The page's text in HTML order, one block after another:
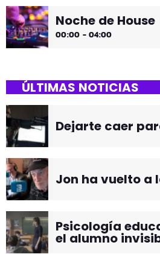
Noche de House
00:00 - 04:00
ÚLTIMAS NOTICIAS
Dejarte caer
Jon ha vuelto a
Psicología
el alumno